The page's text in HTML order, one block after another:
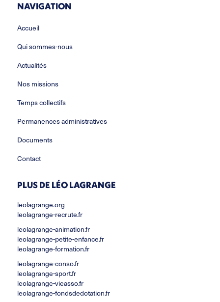
NAVIGATION
Accueil
Qui sommes-nous
Actualités
Nos missions
Temps collectifs
Permanences administratives
Documents
Contact
PLUS DE LÉO LAGRANGE
leolagrange.org
leolagrange-recrute.fr
leolagrange-animation.fr
leolagrange-petite-enfance.fr
leolagrange-formation.fr
leolagrange-conso.fr
leolagrange-sport.fr
leolagrange-vieasso.fr
leolagrange-fondsdedotation.fr